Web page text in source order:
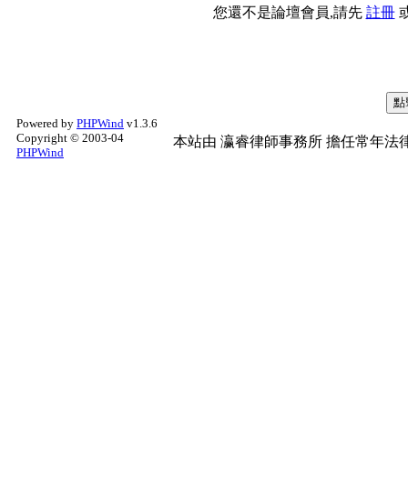
您還不是論壇會員,請先 註冊
Powered by PHPWind v1.3.6
Copyright © 2003-04
PHPWind
本站由 瀛睿律師事務所 擔任常年法